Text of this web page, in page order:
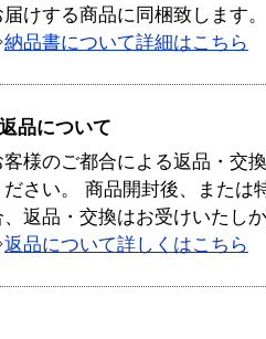
届けする商品に同梱致します。
納品書について詳細はこちら
返品について
客様のご都合による返品・交
ださい。 商品開封後、または
、返品・交換はお受けいたし
返品について詳しくはこちら